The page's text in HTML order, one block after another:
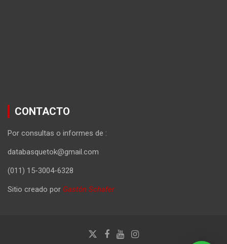
CONTACTO
Por consultas o informes de :
databasquetok@gmail.com
(011) 15-3004-6328
Sitio creado por Gastón Schafer